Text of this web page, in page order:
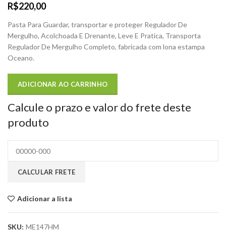
R$
Pasta Para Guardar, transportar e proteger Regulador De
Mergulho, Acolchoada E Drenante, Leve E Pratica, Transporta
Regulador De Mergulho Completo, fabricada com lona estampa
Oceano.
ADICIONAR AO CARRINHO
Calcule o prazo e valor do frete deste
produto
Adicionar a lista
SKU: ME147HM